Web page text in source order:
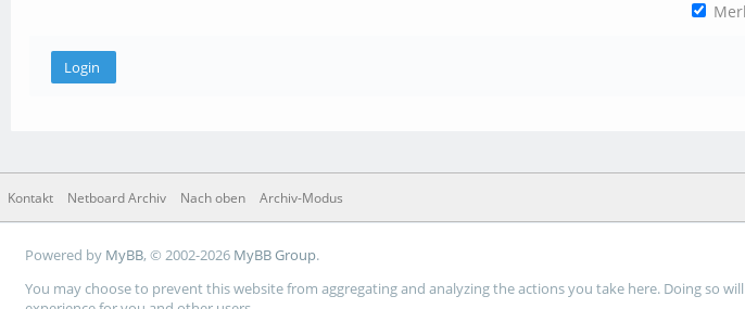
Kontakt Netboard Archiv Nach oben Archiv-Modus
Powered by MyBB, © 2002-2026 MyBB Group.
You may choose to prevent this website from aggregating and analyzing the actions you take here. Doing